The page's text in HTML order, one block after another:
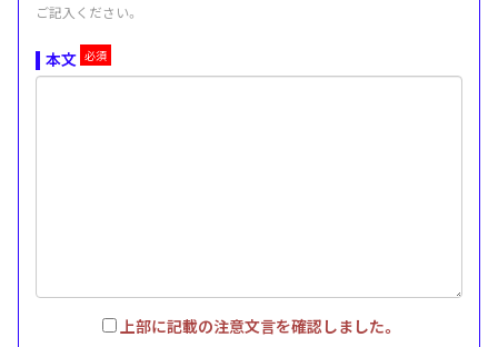
ご記入ください。
本文
上部に記載の注意文言を確認しました。